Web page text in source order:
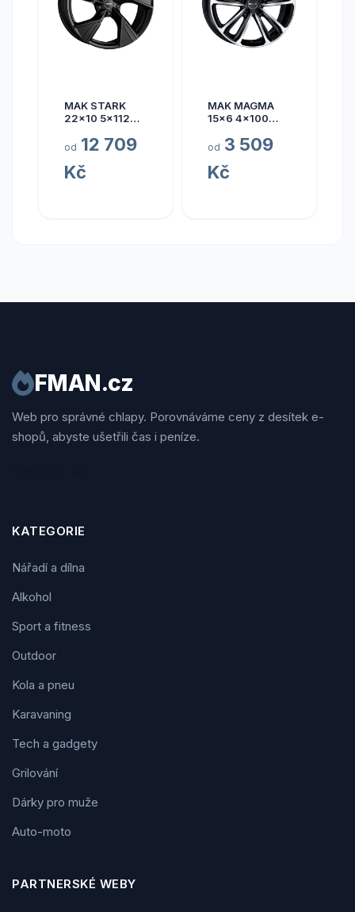
MAK STARK
22x10 5x112
od 12 709
Kč
MAK MAGMA
15x6 4x100
od 3 509
Kč
FMAN.cz
Web pro správné chlapy. Porovnáváme ceny z desítek e-
shopů, abyste ušetřili čas i peníze.
KATEGORIE
Nářadí a dílna
Alkohol
Sport a fitness
Outdoor
Kola a pneu
Karavaning
Tech a gadgety
Grilování
Dárky pro muže
Auto-moto
PARTNERSKÉ WEBY